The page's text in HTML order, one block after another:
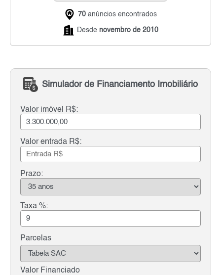
70 anúncios encontrados
Desde novembro de 2010
Simulador de Financiamento Imobiliário
Valor imóvel R$:
Valor entrada R$:
Prazo:
Taxa %:
Parcelas
Valor Financiado